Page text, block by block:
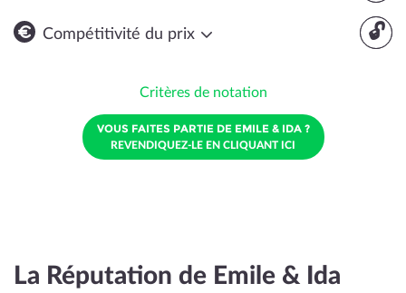
🔓
Compétitivité du prix
Critères de notation
VOUS FAITES PARTIE DE EMILE & IDA ?
REVENDIQUEZ-LE EN CLIQUANT ICI
La Réputation de Emile & Ida